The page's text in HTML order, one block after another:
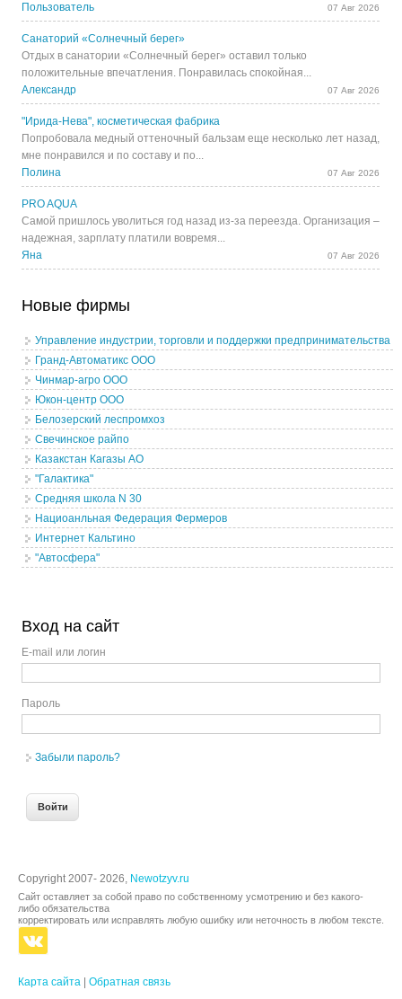
Пользователь
07 Авг 2026
Санаторий «Солнечный берег»
Отдых в санатории «Солнечный берег» оставил только
положительные впечатления. Понравилась спокойная...
Александр
07 Авг 2026
"Ирида-Нева", косметическая фабрика
Попробовала медный оттеночный бальзам еще несколько лет назад,
мне понравился и по составу и по...
Полина
07 Авг 2026
PRO AQUA
Самой пришлось уволиться год назад из-за переезда. Организация –
надежная, зарплату платили вовремя...
Яна
07 Авг 2026
Новые фирмы
Управление индустрии, торговли и поддержки предпринимательства
Гранд-Автоматикс ООО
Чинмар-агро ООО
Юкон-центр ООО
Белозерский леспромхоз
Свечинское райпо
Казакстан Кагазы АО
"Галактика"
Средняя школа N 30
Нациоанльная Федерация Фермеров
Интернет Кальтино
"Автосфера"
Вход на сайт
E-mail или логин
Пароль
Забыли пароль?
Карта сайта Обратная связь
Copyright 2007- 2026, Newotzyv.ru
Сайт оставляет за собой право по собственному усмотрению и без какого-
либо обязательства
корректировать или исправлять любую ошибку или неточность в любом тексте.